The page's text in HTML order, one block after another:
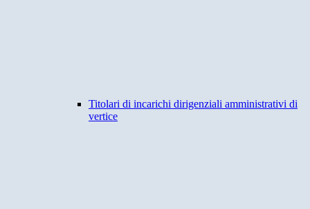
Titolari di incarichi dirigenziali amministrativi di
vertice